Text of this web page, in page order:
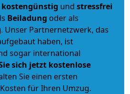
kostengünstig und stressfrei
Beiladung oder als
. Unser Partnernetzwerk, das
haben, ist
sogar international
sich jetzt kostenlose
Sie einen ersten
für Ihren Umzug.